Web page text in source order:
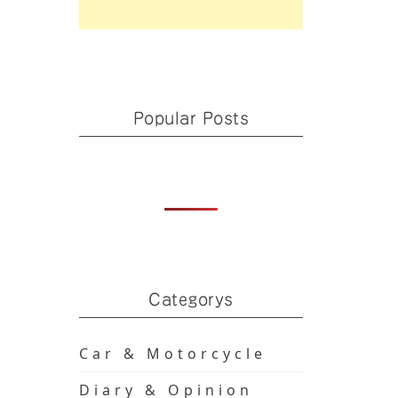
Popular Posts
Categorys
Car & Motorcycle
Diary & Opinion